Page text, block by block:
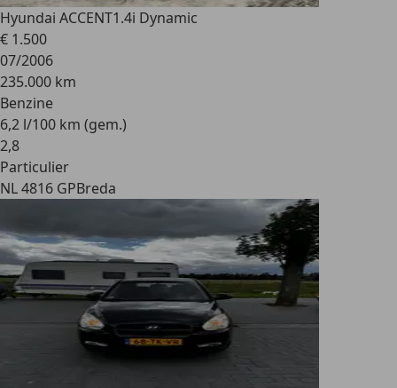
Hyundai ACCENT1.4i Dynamic
€ 1.500
07/2006
235.000 km
Benzine
6,2 l/100 km (gem.)
2,8
Particulier
NL 4816 GPBreda